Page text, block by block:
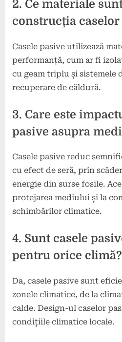
2. Ce materiale
construcția caselor
Casele pasive utilizează
performanță, cum ar fi
cu geam triplu și sistemele
recuperare de căldură.
3. Care este
pasive asupra
Casele pasive reduc
cu efect de seră, prin
energie din surse fosile.
protejarea mediului și la
schimbărilor climatice.
4. Sunt casele
pentru orice climă?
Da, casele pasive sunt
zonele climatice, de la
calde. Design-ul caselor
condițiile climatice locale.